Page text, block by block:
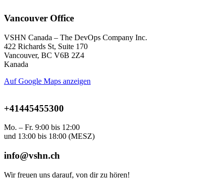
Vancouver Office
VSHN Canada – The DevOps Company Inc.
422 Richards St, Suite 170
Vancouver, BC V6B 2Z4
Kanada
Auf Google Maps anzeigen
+41445455300
Mo. – Fr. 9:00 bis 12:00
und 13:00 bis 18:00 (MESZ)
info@vshn.ch
Wir freuen uns darauf, von dir zu hören!